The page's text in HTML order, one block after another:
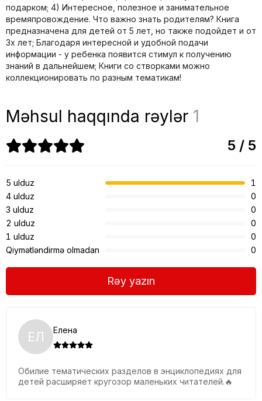
подарком; 4) Интересное, полезное и занимательное
времяпровождение. Что важно знать родителям? Книга
предназначена для детей от 5 лет, но также подойдет и от
3х лет; Благодаря интересной и удобной подачи
информации - у ребенка появится стимул к получению
знаний в дальнейшем; Книги со створками можно
коллекционировать по разным тематикам!
Məhsul haqqında rəylər 1
ЕЛ Елена
Обилие тематических разделов в энциклопедиях для
детей расширяет кругозор маленьких читателей.🔥
5 / 5
5 ulduz
1
4 ulduz
0
3 ulduz
0
2 ulduz
0
1 ulduz
0
Qiymətləndirmə olmadan
0
Rəy yazın